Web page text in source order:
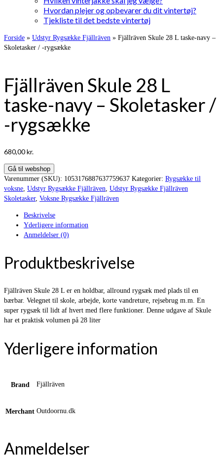
Hvordan plejer og opbevarer du dit vintertøj?
Tjekliste til det bedste vintertøj
Forside » Udstyr Rygsække Fjällräven » Fjällräven Skule 28 L taske-navy –
Skoletasker / -rygsække
Fjällräven Skule 28 L
taske-navy – Skoletasker /
-rygsække
680,00kr.
Gå til webshop
Varenummer (SKU): 1053176887637759637 Kategorier: Rygsække til
voksne Udstyr Rygsække Fjällräven Udstyr Rygsække Fjällräven
Skoletasker, Voksne Rygsække Fjällräven
Beskrivelse
Yderligere information
Anmeldelser (0)
Produktbeskrivelse
Fjällräven Skule 28 L er en holdbar, allround rygsæk med plads til en
bærbar. Velegnet til skole, arbejde, korte vandreture, rejsebrug m.m. En
super rygsæk til lidt af hvert med flere funktioner. Denne udgave af Skule
har et praktisk volumen på 28 liter
Yderligere information
Brand Fjällräven
Merchant Outdoornu.dk
Anmeldelser